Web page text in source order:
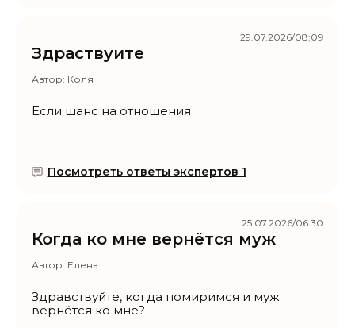
Здраствуите
Автор: Коля
Если шанс на отношения
Посмотреть ответы экспертов 1
29.07.2026/08:09
Когда ко мне вернётся муж
Автор: Елена
Здравствуйте, когда помиримся и муж
вернётся ко мне?
25.07.2026/06:30